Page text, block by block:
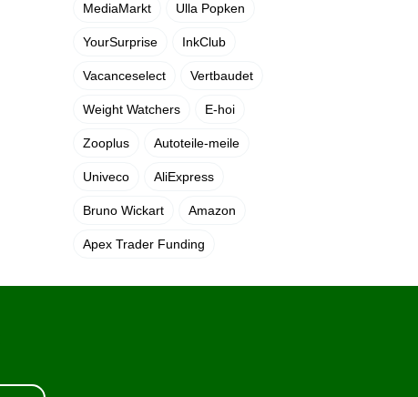
MediaMarkt Ulla Popken
YourSurprise InkClub
Vacanceselect Vertbaudet
Weight Watchers E-hoi
Zooplus Autoteile-meile
Univeco AliExpress
Bruno Wickart Amazon
Apex Trader Funding